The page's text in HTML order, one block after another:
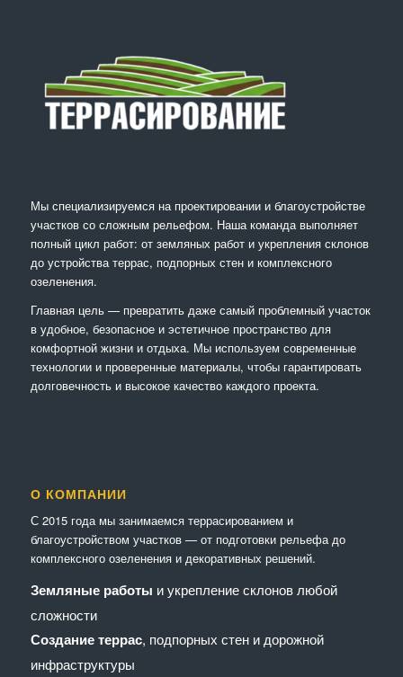
Мы специализируемся на проектировании и благоустройстве
участков со сложным рельефом. Наша команда выполняет
полный цикл работ: от земляных работ и укрепления склонов
до устройства террас, подпорных стен и комплексного
озеленения.
Главная цель — превратить даже самый проблемный участок
в удобное, безопасное и эстетичное пространство для
комфортной жизни и отдыха. Мы используем современные
технологии и проверенные материалы, чтобы гарантировать
долговечность и высокое качество каждого проекта.
О КОМПАНИИ
С 2015 года мы занимаемся террасированием и
благоустройством участков — от подготовки рельефа до
комплексного озеленения и декоративных решений.
Земляные работы и укрепление склонов любой
сложности
Создание террас, подпорных стен и дорожной
инфраструктуры